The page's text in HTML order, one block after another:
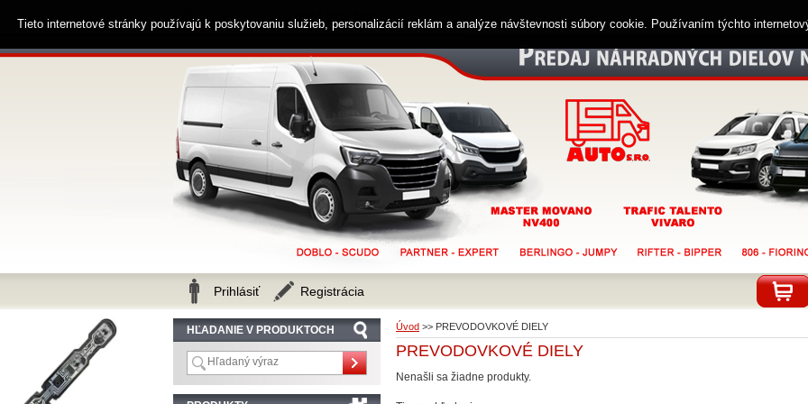
Úvod >> PREVODOVKOVÉ DIELY
PREVODOVKOVÉ DIELY
Nenašli sa žiadne produkty.
HĽADANIE V PRODUKTOCH
Zákaznícka linka 0914 238 482
Prihlásiť Registrácia
Tieto internetové stránky používajú k poskytovaniu služieb, personalizácií reklám a analýze návštevnosti súbory cookie. Používaním týchto